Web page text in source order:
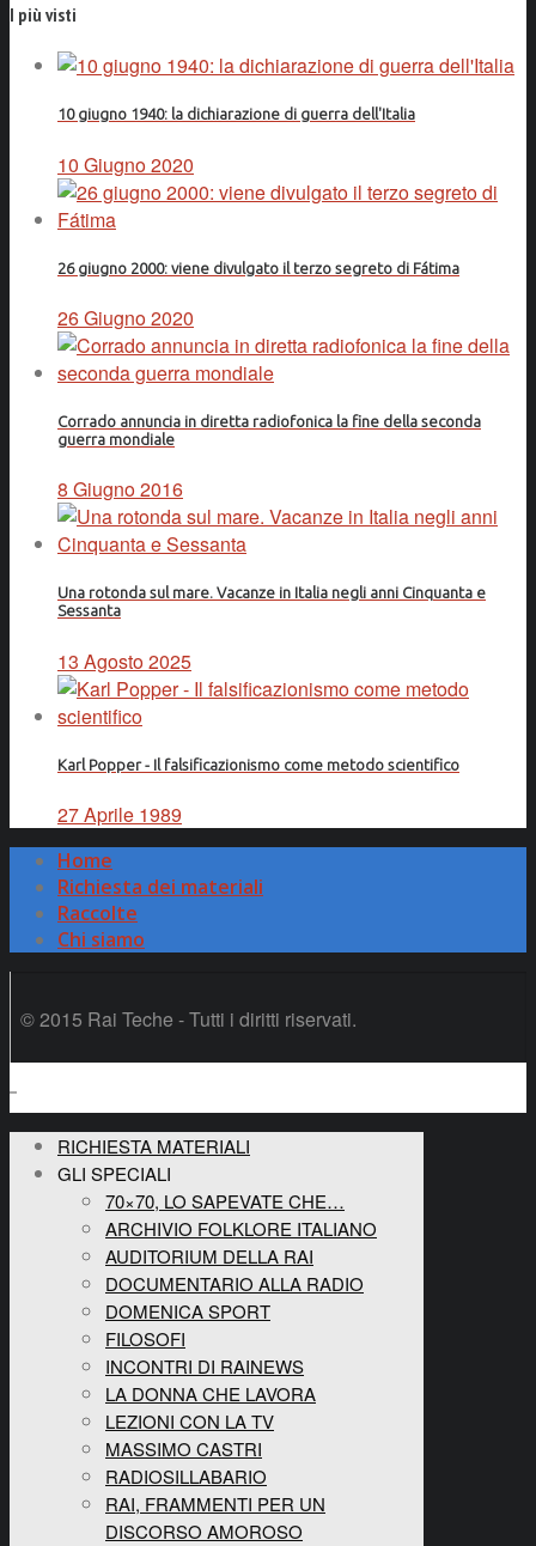
I più visti
10 giugno 1940: la dichiarazione di guerra dell'Italia
10 Giugno 2020
26 giugno 2000: viene divulgato il terzo segreto di Fátima
26 Giugno 2020
Corrado annuncia in diretta radiofonica la fine della seconda
guerra mondiale
8 Giugno 2016
Una rotonda sul mare. Vacanze in Italia negli anni Cinquanta e
Sessanta
13 Agosto 2025
Karl Popper - Il falsificazionismo come metodo scientifico
27 Aprile 1989
Home
Richiesta dei materiali
Raccolte
Chi siamo
© 2015 Rai Teche - Tutti i diritti riservati.
RICHIESTA MATERIALI
GLI SPECIALI
70×70, LO SAPEVATE CHE…
ARCHIVIO FOLKLORE ITALIANO
AUDITORIUM DELLA RAI
DOCUMENTARIO ALLA RADIO
DOMENICA SPORT
FILOSOFI
INCONTRI DI RAINEWS
LA DONNA CHE LAVORA
LEZIONI CON LA TV
MASSIMO CASTRI
RADIOSILLABARIO
RAI, FRAMMENTI PER UN
DISCORSO AMOROSO